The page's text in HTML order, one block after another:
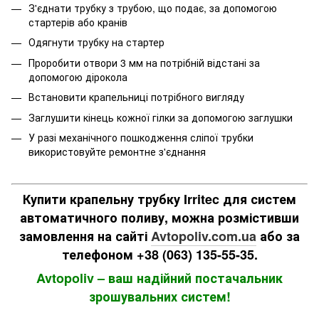
З'єднати трубку з трубою, що подає, за допомогою
стартерів або кранів
Одягнути трубку на стартер
Проробити отвори 3 мм на потрібній відстані за
допомогою дірокола
Встановити крапельниці потрібного вигляду
Заглушити кінець кожної гілки за допомогою заглушки
У разі механічного пошкодження сліпої трубки
використовуйте ремонтне з'єднання
Купити крапельну трубку Irritec для систем
автоматичного поливу, можна розмістивши
замовлення на сайтіAvtopoliv.com.ua або за
телефоном +38 (063) 135-55-35.
Avtopoliv – ваш надійний постачальник
зрошувальних систем!